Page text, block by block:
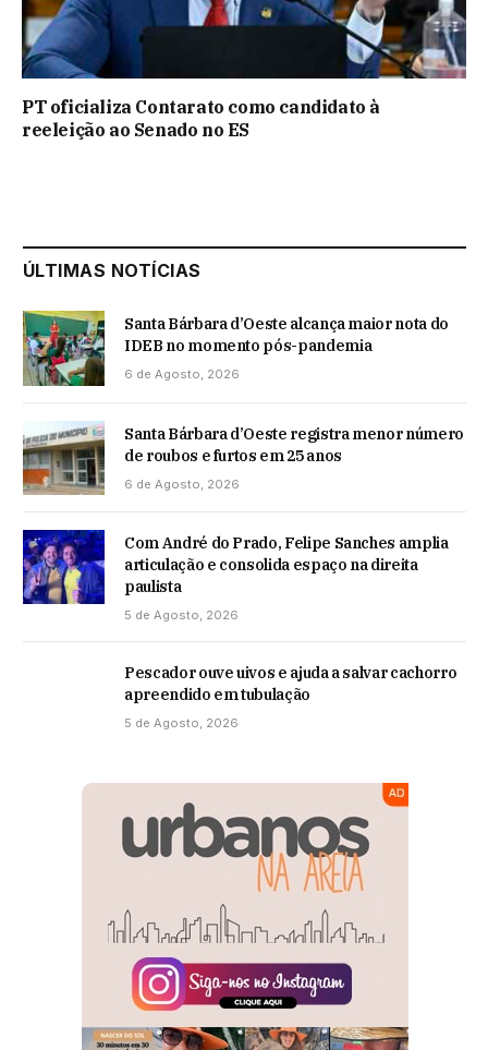
PT oficializa Contarato como candidato à
reeleição ao Senado no ES
ÚLTIMAS NOTÍCIAS
Santa Bárbara d’Oeste alcança maior nota do
IDEB no momento pós-pandemia
6 de Agosto, 2026
Santa Bárbara d’Oeste registra menor número
de roubos e furtos em 25 anos
6 de Agosto, 2026
Com André do Prado, Felipe Sanches amplia
articulação e consolida espaço na direita
paulista
5 de Agosto, 2026
Pescador ouve uivos e ajuda a salvar cachorro
apreendido em tubulação
5 de Agosto, 2026